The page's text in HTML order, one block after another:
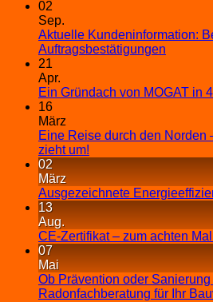
02
Sep.
Aktuelle Kundeninformation:
Auftragsbestätigungen
21
Apr.
Ein Gründach von MOGAT in
16
März
Eine Reise durch den Norden
zieht um!
02
März
Ausgezeichnete
13
Aug.
CE-Zertifikat – zum achten
07
Mai
Ob Prävention oder
Radonfachberatung für Ihr